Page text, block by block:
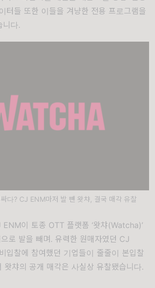
터들 또한 이들을 겨냥한 전용 프로그램을
니다.
다? CJ ENM마저 발 뺀 왓챠, 결국 매각 유찰
이 토종 OTT 플랫폼 ‘왓챠(Watcha)’
로 발을 빼며. 유력한 원매자였던 CJ
입찰에 참여했던 기업들이 줄줄이 본입찰
왓챠의 공개 매각은 사실상 유찰됐습니다.